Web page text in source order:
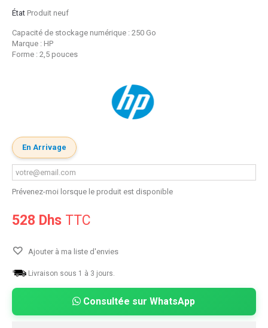
État Produit neuf
Capacité de stockage numérique : 250 Go
Marque : HP
Forme : 2,5 pouces
En Arrivage
Prévenez-moi lorsque le produit est disponible
528 Dhs TTC
Ajouter à ma liste d'envies
Livraison sous 1 à 3 jours.
Consultée sur WhatsApp